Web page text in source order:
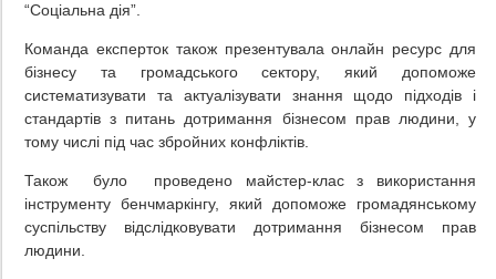
“Соціальна дія”.
Команда експерток також презентувала онлайн ресурс для
бізнесу та громадського сектору, який допоможе
систематизувати та актуалізувати знання щодо підходів і
стандартів з питань дотримання бізнесом прав людини, у
тому числі під час збройних конфліктів.
Також було проведено майстер-клас з використання
інструменту бенчмаркінгу, який допоможе громадянському
суспільству відслідковувати дотримання бізнесом прав
людини.